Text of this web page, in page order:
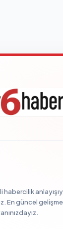
habercilik
En güncel